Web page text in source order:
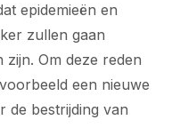
epidemieën en
zullen gaan
Om deze reden
een nieuwe
de bestrijding van